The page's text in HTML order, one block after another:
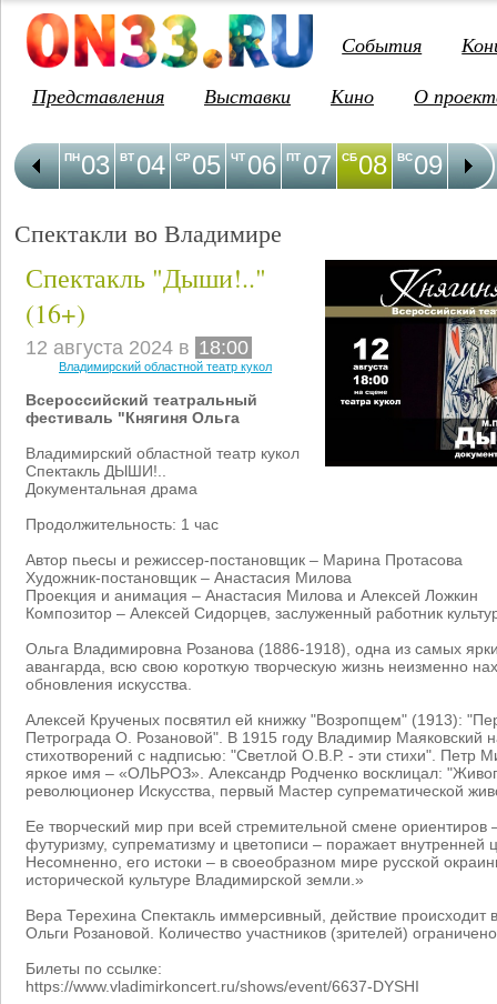
События
Представления
Выставки Кино О
03
ПН 04
ВТ 05
СР 06
ЧТ 07
ПТ 08
СБ 09
ВС 10
ПН
Спектакли во Владимире
Спектакль "Дыши!.."
(16+)
12 августа 2024 в 18:00
Владимирский областной театр кукол
Всероссийский театральный
фестиваль "Княгиня Ольга
Владимирский областной театр кукол
Спектакль ДЫШИ!..
Документальная драма
Продолжительность: 1 час
Автор пьесы и режиссер-постановщик – Марина Протасова
Художник-постановщик – Анастасия Милова
Проекция и анимация – Анастасия Милова и Алексей Ложкин
Композитор – Алексей Сидорцев, заслуженный работник
Ольга Владимировна Розанова (1886-1918), одна из самых
авангарда, всю свою короткую творческую жизнь неизменно
обновления искусства.
Алексей Крученых посвятил ей книжку "Возропщем" (1913):
Петрограда О. Розановой". В 1915 году Владимир Маяковский
стихотворений с надписью: "Светлой О.В.Р. - эти стихи". Петр
яркое имя – «ОЛЬРОЗ». Александр Родченко восклицал:
революционер Искусства, первый Мастер супрематической
Ее творческий мир при всей стремительной смене ориентиров
футуризму, супрематизму и цветописи – поражает внутренней
Несомненно, его истоки – в своеобразном мире русской
исторической культуре Владимирской земли.»
Вера Терехина Спектакль иммерсивный, действие происходит
Ольги Розановой. Количество участников (зрителей)
Билеты по ссылке:
https://www.vladimirkoncert.ru/shows/event/6637-DYSHI